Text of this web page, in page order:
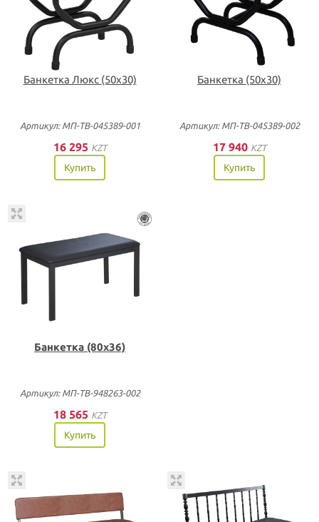
Банкетка Люкс (50х30)
Артикул: МП-ТВ-045389-001
16 295 KZT
Купить
Банкетка (50х30)
Артикул: МП-ТВ-045389-002
17 940 KZT
Купить
Банкетка (80х36)
Артикул: МП-ТВ-948263-002
18 565 KZT
Купить